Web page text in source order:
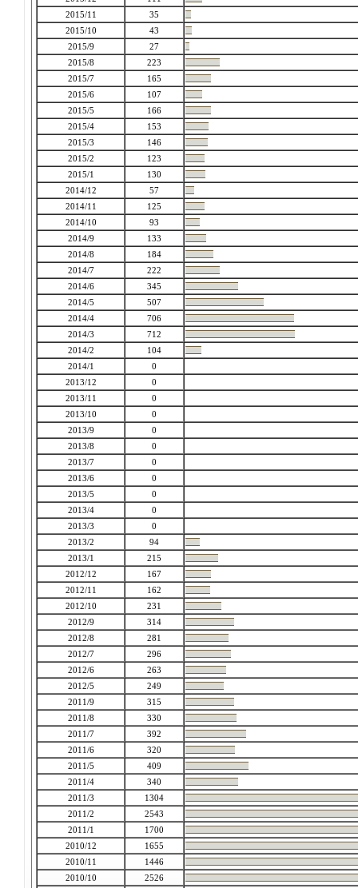
2015/11
35
2015/10
43
2015/9
27
2015/8
223
2015/7
165
2015/6
107
2015/5
166
2015/4
153
2015/3
146
2015/2
123
2015/1
130
2014/12
57
2014/11
125
2014/10
93
2014/9
133
2014/8
184
2014/7
222
2014/6
345
2014/5
507
2014/4
706
2014/3
712
2014/2
104
2014/1
0
2013/12
0
2013/11
0
2013/10
0
2013/9
0
2013/8
0
2013/7
0
2013/6
0
2013/5
0
2013/4
0
2013/3
0
2013/2
94
2013/1
215
2012/12
167
2012/11
162
2012/10
231
2012/9
314
2012/8
281
2012/7
296
2012/6
263
2012/5
249
2011/9
315
2011/8
330
2011/7
392
2011/6
320
2011/5
409
2011/4
340
2011/3
1304
2011/2
2543
2011/1
1700
2010/12
1655
2010/11
1446
2010/10
2526